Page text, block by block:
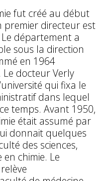
fut créé au début
premier directeur est
département a
sous la direction
en 1964
docteur Verly
qui fixa le
dans lequel
temps. Avant 1950,
était assumé par
donnait quelques
des sciences,
en chimie. Le